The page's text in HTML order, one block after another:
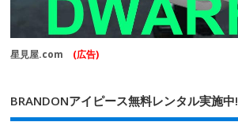
星見屋.com (広告)
BRANDONアイピース無料レンタル実施中!